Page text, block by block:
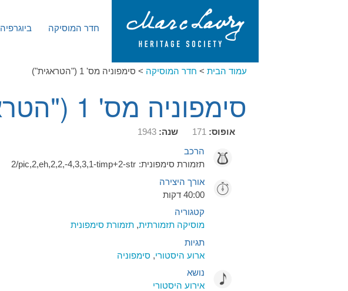
חדר המוסיקה ביוגרפיה
עמוד הבית > חדר המוסיקה > סימפוניה מס' 1 ("הטראגית")
סימפוניה מס' 1 ("הטראגית")
אופוס: 171 שנה: 1943
הרכב
תזמורת סימפונית: 2/pic,2,eh,2,2,-4,3,3,1-timp+2-str
אורך היצירה
40:00 דקות
קטגוריה
מוסיקה תזמורתית,תזמורת סימפונית
תגיות
ארוע היסטורי, סימפוניה
נושא
אירוע היסטורי